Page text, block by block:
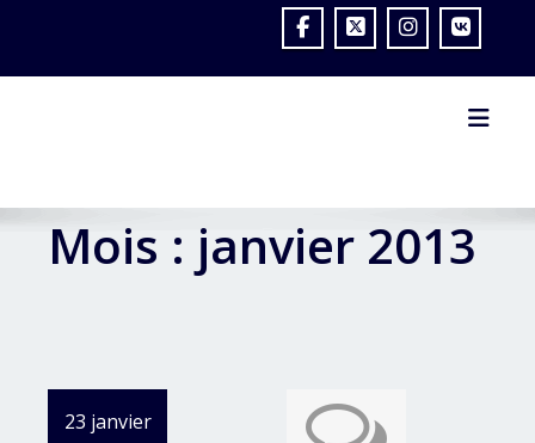
Mois : janvier 2013
23 janvier